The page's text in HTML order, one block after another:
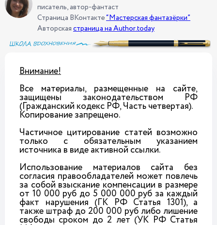
писатель, автор-фантаст
Страница ВКонтакте“Мастерская фантазёрки”
Авторскаястраница на Author.today
Внимание!
Все материалы, размещенные на сайте,
защищены законодательством РФ
(Гражданский кодекс РФ, Часть четвертая).
Копирование запрещено.
Частичное цитирование статей возможно
только с обязательным указанием
источника в виде активной ссылки.
Использование материалов сайта без
согласия правообладателей может повлечь
за собой взыскание компенсации в размере
от 10 000 руб до 5 000 000 руб за каждый
факт нарушения (ГК РФ Статья 1301), а
также штраф до 200 000 руб либо лишение
свободы сроком до 2 лет (УК РФ Статья